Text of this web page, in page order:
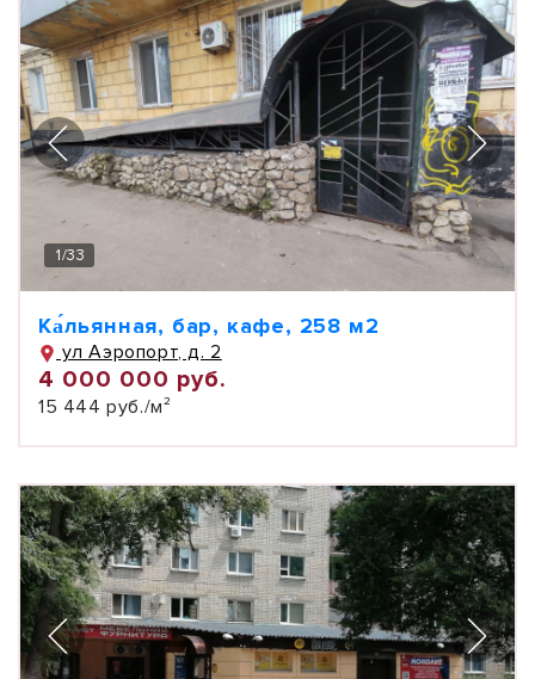
1/33
Ка́льянная, бар, кафе, 258 м2
ул Аэропорт, д. 2
4 000 000 руб.
15 444 руб./м²